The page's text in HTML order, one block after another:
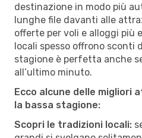
destinazione in modo più
lunghe file davanti alle
offerte per voli e alloggi più
locali spesso offrono sconti
stagione è perfetta anche
all’ultimo minuto.
Ecco alcune delle migliori
la bassa stagione:
Scopri le tradizioni locali: